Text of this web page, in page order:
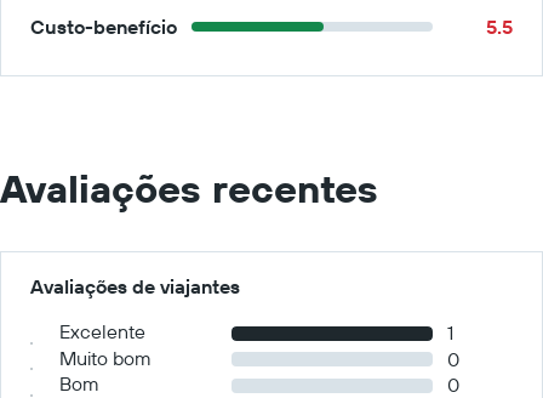
Custo-benefício 5.5
Avaliações recentes
Avaliações de viajantes
Excelente
1
Muito bom
0
Bom
0